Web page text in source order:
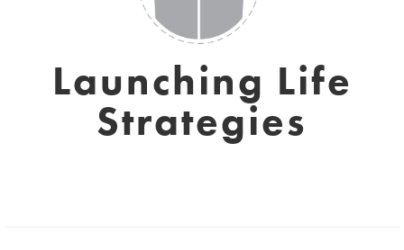
Launching Life
Strategies